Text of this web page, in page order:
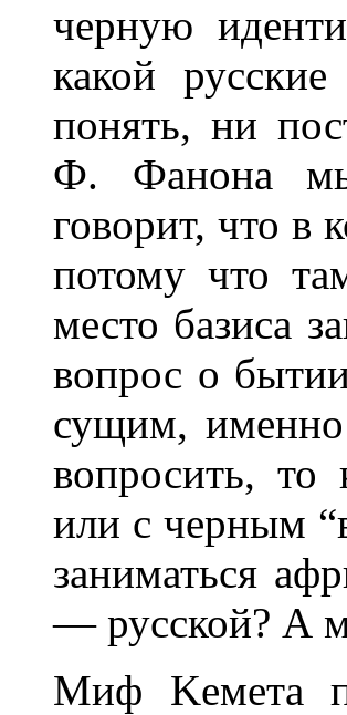
черную
какой
понять, ни
Ф. Фанона
говорит, что в
потому что
место базиса
вопрос о
сущим, именно
вопросить, то
или с черным
заниматься
— русской? А
Миф Kемета